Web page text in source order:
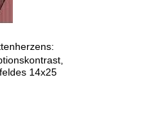
14x25